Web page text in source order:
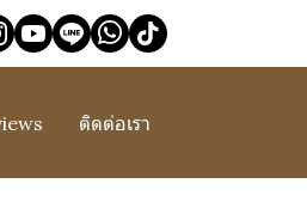
ติดต่อเรา